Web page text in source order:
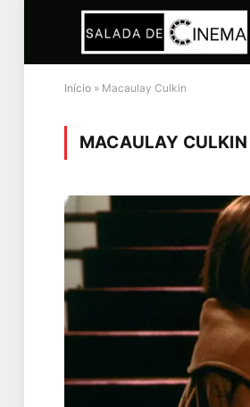
Início » Macaulay Culkin
MACAULAY CULKIN